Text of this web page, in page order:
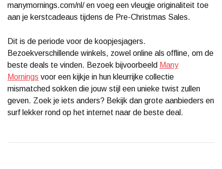
manymornings.com/nl/ en voeg een vleugje originaliteit toe
aan je kerstcadeaus tijdens de Pre-Christmas Sales.
Dit is de periode voor de koopjesjagers.
Bezoekverschillende winkels, zowel online als offline, om de
beste deals te vinden. Bezoek bijvoorbeeld Many
Mornings voor een kijkje in hun kleurrijke collectie
mismatched sokken die jouw stijl een unieke twist zullen
geven. Zoek je iets anders? Bekijk dan grote aanbieders en
surf lekker rond op het internet naar de beste deal.